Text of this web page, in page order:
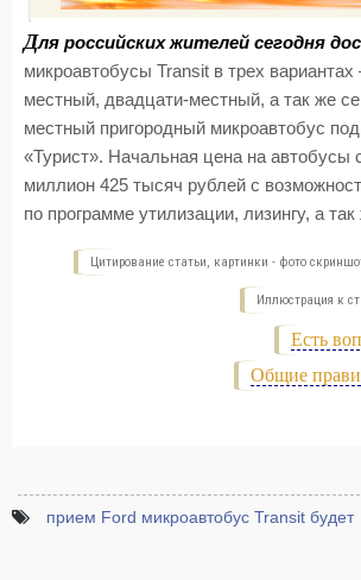
Для российских жителей сегодня
микроавтобусы Transit в трех
местный, двадцати-местный, а так же
местный пригородный микроавтобус
«Турист». Начальная цена на автобусы
миллион 425 тысяч рублей с
по программе утилизации, лизингу, а
Цитирование статьи, картинки - фото
Иллюстрация к
Есть
Общие
прием Ford микроавтобус Transit будет